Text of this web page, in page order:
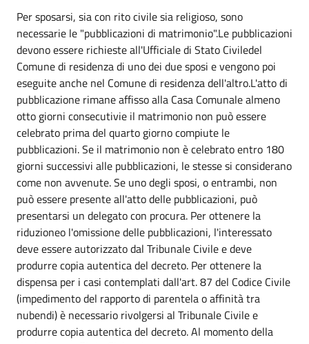
Per sposarsi, sia con rito civile sia religioso, sono
necessarie le "pubblicazioni di matrimonio".Le pubblicazioni
devono essere richieste all'Ufficiale di Stato Civiledel
Comune di residenza di uno dei due sposi e vengono poi
eseguite anche nel Comune di residenza dell'altro.L'atto di
pubblicazione rimane affisso alla Casa Comunale almeno
otto giorni consecutivie il matrimonio non può essere
celebrato prima del quarto giorno compiute le
pubblicazioni. Se il matrimonio non è celebrato entro 180
giorni successivi alle pubblicazioni, le stesse si considerano
come non avvenute. Se uno degli sposi, o entrambi, non
può essere presente all'atto delle pubblicazioni, può
presentarsi un delegato con procura. Per ottenere la
riduzioneo l'omissione delle pubblicazioni, l'interessato
deve essere autorizzato dal Tribunale Civile e deve
produrre copia autentica del decreto. Per ottenere la
dispensa per i casi contemplati dall'art. 87 del Codice Civile
(impedimento del rapporto di parentela o affinità tra
nubendi) è necessario rivolgersi al Tribunale Civile e
produrre copia autentica del decreto. Al momento della